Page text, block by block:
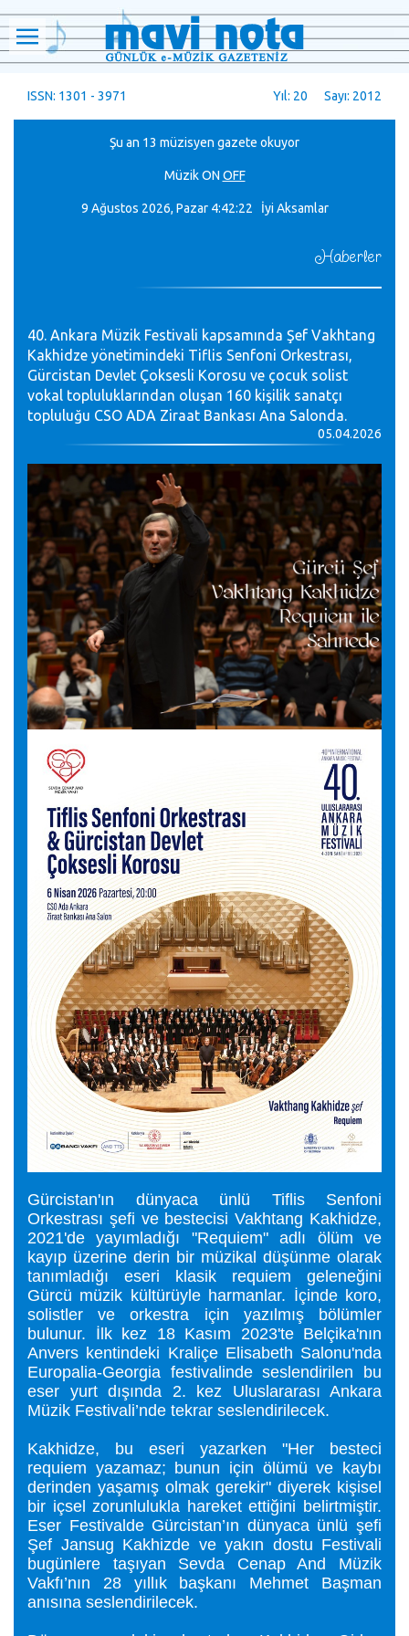
ISSN: 1301 - 3971 Yıl: 20 Sayı: 2012
Şu an 13 müzisyen gazete okuyor
MüzikON OFF
9 Ağustos 2026, Pazar 4:42:23 İyi Aksamlar
Haberler
40. Ankara Müzik Festivali kapsamında Şef Vakhtang
Kakhidze yönetimindeki Tiflis Senfoni Orkestrası,
Gürcistan Devlet Çoksesli Korosu ve çocuk solist
vokal topluluklarından oluşan 160 kişilik sanatçı
topluluğu CSO ADA Ziraat Bankası Ana Salonda.
05.04.2026
Gürcistan'ın dünyaca ünlü Tiflis Senfoni
Orkestrası şefi ve bestecisi Vakhtang Kakhidze,
2021'de yayımladığı "Requiem" adlı ölüm ve
kayıp üzerine derin bir müzikal düşünme olarak
tanımladığı eseri klasik requiem geleneğini
Gürcü müzik kültürüyle harmanlar. İçinde koro,
solistler ve orkestra için yazılmış bölümler
bulunur. İlk kez 18 Kasım 2023'te Belçika'nın
Anvers kentindeki Kraliçe Elisabeth Salonu'nda
Europalia-Georgia festivalinde seslendirilen bu
eser yurt dışında 2. kez Uluslararası Ankara
Müzik Festivali’nde tekrar seslendirilecek.
Kakhidze, bu eseri yazarken "Her besteci
requiem yazamaz; bunun için ölümü ve kaybı
derinden yaşamış olmak gerekir" diyerek kişisel
bir içsel zorunlulukla hareket ettiğini belirtmiştir.
Eser Festivalde Gürcistan’ın dünyaca ünlü şefi
Şef Jansug Kakhizde ve yakın dostu Festivali
bugünlere taşıyan Sevda Cenap And Müzik
Vakfı’nın 28 yıllık başkanı Mehmet Başman
anısına seslendirilecek.